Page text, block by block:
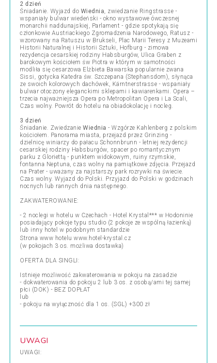
2 dzień
Śniadanie. Wyjazd do Wiednia, zwiedzanie Ringstrasse -
wspaniały bulwar wiedeński - okno wystawowe ówczesnej
monarchii naddunajskiej, Parlament - gdzie spotykają się
członkowie Austriackiego Zgromadzenia Narodowego, Ratusz -
wzorowany na Ratuszu w Brukseli, Plac Marii Teresy z Muzeami
Historii Naturalnej i Historii Sztuki, Hofburg - zimowa
rezydencja cesarskiej rodziny Habsburgów, Ulica Graben z
barokowym kościołem św Piotra w którym w samotności
modliła się cesarzowa Elżbieta Bawarska popularnie zwana
Sissi, gotycka Katedra św. Szczepana (Stephansdom), słynąca
ze swoich kolorowych dachówek, Kärntnerstrasse - wspaniały
bulwar otoczony eleganckimi sklepami i kawiarenkami. Opera –
trzecia najważniejsza Opera po Metropolitan Opera i La Scali,
Czas wolny. Powrót do hotelu na obiadokolację i nocleg.
3 dzień
Śniadanie. Zwiedzanie Wiednia - Wzgórze Kahlenberg z polskim
kościołem. Panorama miasta, przejazd przez Grinzing -
dzielnicę winiarzy do pałacu Schonnbrunn - letniej rezydencji
cesarskiej rodziny Habsburgów, spacer po romantycznym
parku z Gloriettą - punktem widokowym, ruiny rzymskie,
fontanna Neptuna, czas wolny na pamiątkowe zdjęcia. Przejazd
na Prater - uważany za najstarszy park rozrywki na świecie.
Czas wolny. Wyjazd do Polski. Przyjazd do Polski w godzinach
nocnych lub rannych dnia następnego.
ZAKWATEROWANIE:
- 2 noclegi w hotelu w Czechach - Hotel Krystal*** w Hodoninie
posiadający pokoje typu studio (2 pokoje ze wspólną łazienką)
lub inny hotel w podobnym standardzie
Strona www hotelu www.hotel-krystal.cz
(w pokojach 3 os. możliwa dostawka)
OFERTA DLA SINGLI:
Istnieje możliwość zakwaterowania w pokoju na zasadzie
- dokwaterowania do pokoju 2 lub 3 os. z osobą/ami tej samej
płci (DOK) - BEZ DOPŁAT
lub
- pokoju na wyłączność dla 1 os. (SGL) +300 zł
UWAGI
UWAGI: